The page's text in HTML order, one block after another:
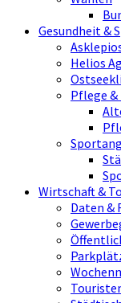
Gesundheit &
Helios
Pflege &
Wirtschaft &
Daten &